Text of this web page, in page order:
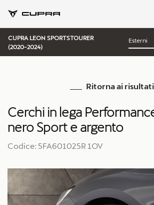
CUPRA LEON SPORTSTOURER
(2020-2024)
Ritorna ai risultati
Cerchi in lega
nero Sport e argento
Codice: 5FA601025R 1OV